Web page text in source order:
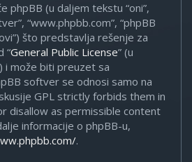
phpBB (u daljem tekstu “oni”,
“www.phpbb.com”, “phpBB
što predstavlja rešenje za
“General Public License” (u
i može biti preuzet sa
softver se odnosi samo na
GPL strictly forbids them in
disallow as permissible content
informacije o phpBB-u,
.